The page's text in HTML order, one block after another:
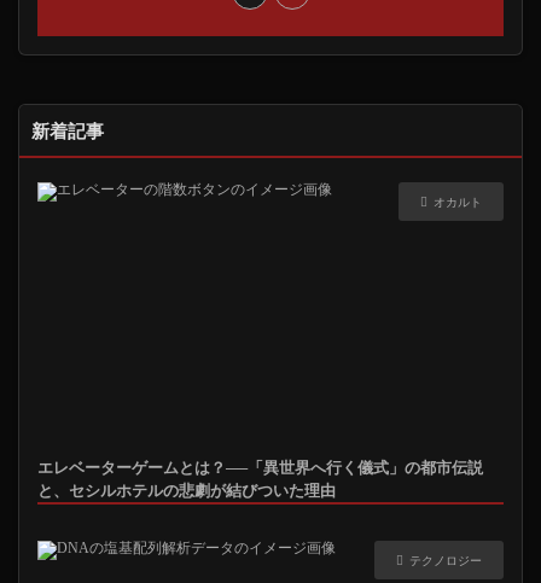
新着記事
オカルト
エレベーターゲームとは？──「異世界へ行く儀式」の都市伝説
と、セシルホテルの悲劇が結びついた理由
テクノロジー